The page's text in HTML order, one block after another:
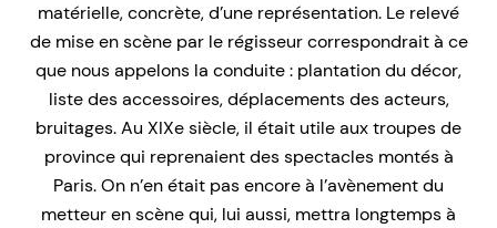
matérielle, concrète, d’une représentation. Le relevé
de mise en scène par le régisseur correspondrait à ce
que nous appelons la conduite : plantation du décor,
liste des accessoires, déplacements des acteurs,
bruitages. Au XIXe siècle, il était utile aux troupes de
province qui reprenaient des spectacles montés à
Paris. On n’en était pas encore à l’avènement du
metteur en scène qui, lui aussi, mettra longtemps à